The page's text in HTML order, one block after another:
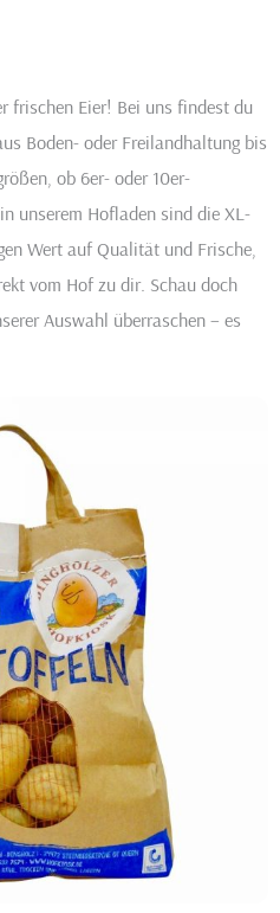
frischen Eier! Bei uns findest du
Boden- oder Freilandhaltung bis
ob 6er- oder 10er-
unserem Hofladen sind die XL-
Wert auf Qualität und Frische,
vom Hof zu dir. Schau doch
Auswahl überraschen – es